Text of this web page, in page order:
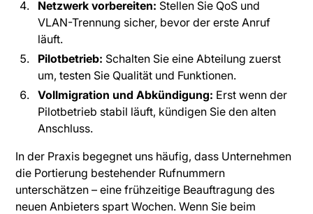
Netzwerk vorbereiten: Stellen Sie QoS und
VLAN-Trennung sicher, bevor der erste Anruf
läuft.
Pilotbetrieb: Schalten Sie eine Abteilung zuerst
um, testen Sie Qualität und Funktionen.
Vollmigration und Abkündigung: Erst wenn der
Pilotbetrieb stabil läuft, kündigen Sie den alten
Anschluss.
In der Praxis begegnet uns häufig, dass Unternehmen
die Portierung bestehender Rufnummern
unterschätzen – eine frühzeitige Beauftragung des
neuen Anbieters spart Wochen. Wenn Sie beim